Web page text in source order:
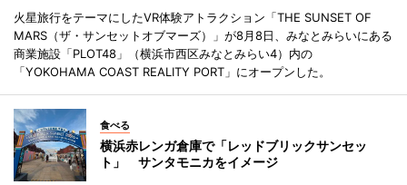
火星旅行をテーマにしたVR体験アトラクション「THE SUNSET OF
MARS（ザ・サンセットオブマーズ）」が8月8日、みなとみらいにある
商業施設「PLOT48」（横浜市西区みなとみらい4）内の
「YOKOHAMA COAST REALITY PORT」にオープンした。
食べる
横浜赤レンガ倉庫で「レッドブリックサンセッ
ト」 サンタモニカをイメージ